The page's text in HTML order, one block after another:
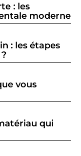
: les
moderne
: les étapes
vous
qui